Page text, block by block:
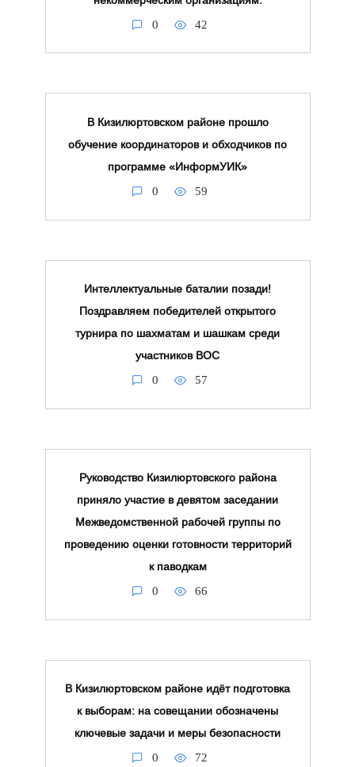
0 42
В Кизилюртовском районе прошло
обучение координаторов и обходчиков по
программе «ИнформУИК»
0 59
Интеллектуальные баталии позади!
Поздравляем победителей открытого
турнира по шахматам и шашкам среди
участников ВОС
0 57
Руководство Кизилюртовского района
приняло участие в девятом заседании
Межведомственной рабочей группы по
проведению оценки готовности территорий
к паводкам
0 66
В Кизилюртовском районе идёт подготовка
к выборам: на совещании обозначены
ключевые задачи и меры безопасности
0 72